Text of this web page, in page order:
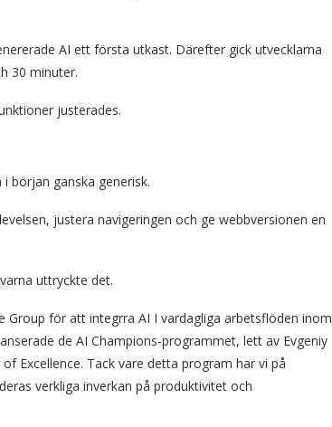
AI ett första utkast. Därefter gick utvecklarna
30 minuter.
justerades.
början ganska generisk.
justera navigeringen och ge webbversionen en
uttryckte det.
för att integrra AI I vardagliga arbetsflöden inom
de AI Champions-programmet, lett av Evgeniy
Excellence. Tack vare detta program har vi på
verkliga inverkan på produktivitet och